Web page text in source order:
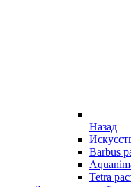
Назад
Barbus
Tetra